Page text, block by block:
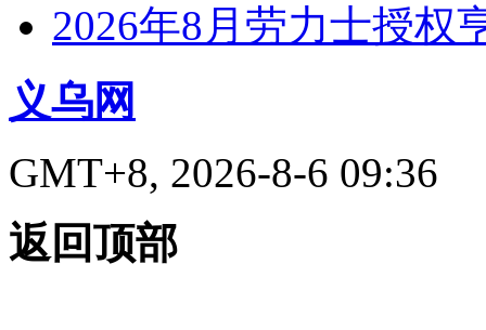
2026年8月劳力士授权
义乌网
GMT+8, 2026-8-6 09:36
返回顶部